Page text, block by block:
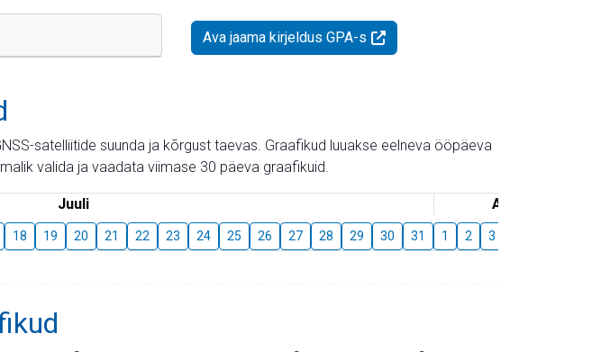
Ava jaama kirjeldus GPA-s
satelliitide suunda ja kõrgust taevas. Graafikud luuakse eelneva ööpäeva
valida ja vaadata viimase 30 päeva graafikuid.
Juuli August
18 19 20 21 22 23 24 25 26 27 28 29 30 31 1 2 3